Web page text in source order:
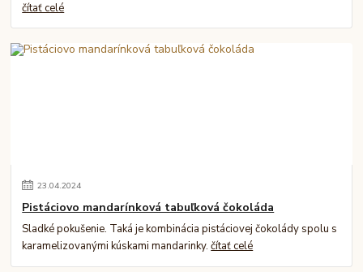
čítať celé
23.04.2024
Pistáciovo mandarínková tabuľková čokoláda
Sladké pokušenie. Taká je kombinácia pistáciovej čokolády spolu s
karamelizovanými kúskami mandarinky.čítať celé